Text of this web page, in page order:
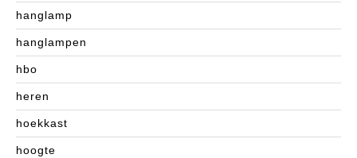
hanglamp
hanglampen
hbo
heren
hoekkast
hoogte